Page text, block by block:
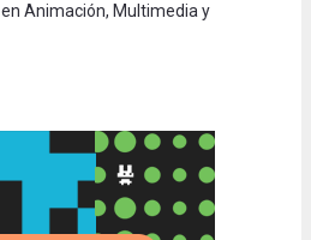
Animación, Multimedia y